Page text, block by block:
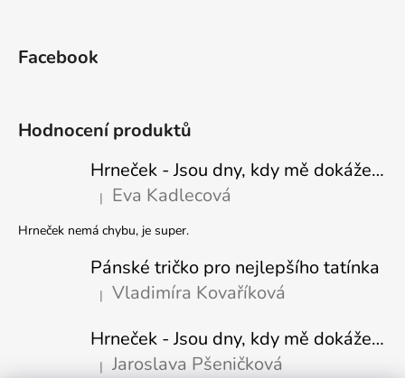
Facebook
Hodnocení produktů
Hrneček - Jsou dny, kdy mě dokáže nasrat i vzduch - Sova
Hodnocení produktu je 5 z 5 hvězdiček.
| Eva Kadlecová
Hrneček nemá chybu, je super.
Pánské tričko pro nejlepšího tatínka
Hodnocení produktu je 5 z 5 hvězdiček.
| Vladimíra Kovaříková
Hrneček - Jsou dny, kdy mě dokáže nasrat i vzduch-naštvaný pejsek
Hodnocení produktu je 5 z 5 hvězdiček.
| Jaroslava Pšeničková